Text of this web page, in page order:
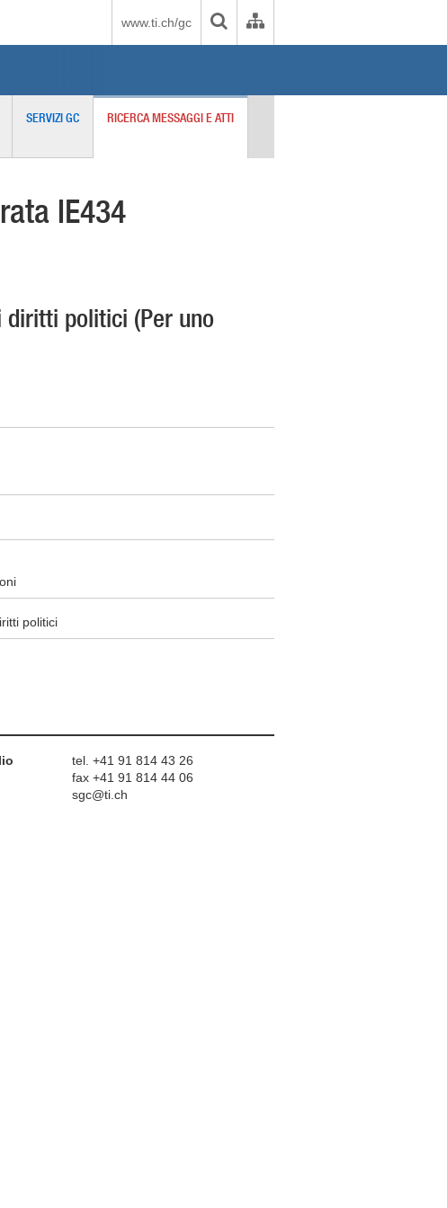
www.ti.ch/gc
SERVIZI GC RICERCA MESSAGGI E ATTI
IE434
diritti politici (Per uno
politici
tel. +41 91 814 43 26
fax +41 91 814 44 06
sgc@ti.ch